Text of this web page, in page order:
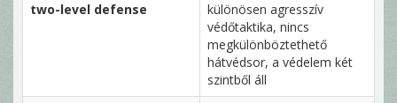
two-level defense
különösen agresszív
védőtaktika, nincs
megkülönböztethető
hátvédsor, a védelem két
szintből áll